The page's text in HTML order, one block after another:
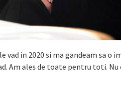
vad in 2020 si ma gandeam sa o
Am ales de toate pentru toti.